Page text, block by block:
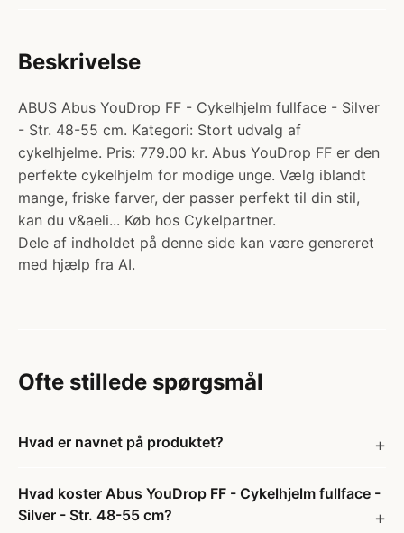
Beskrivelse
ABUS Abus YouDrop FF - Cykelhjelm fullface - Silver
- Str. 48-55 cm. Kategori: Stort udvalg af
cykelhjelme. Pris: 779.00 kr. Abus YouDrop FF er den
perfekte cykelhjelm for modige unge. Vælg iblandt
mange, friske farver, der passer perfekt til din stil,
kan du v&aeli... Køb hos Cykelpartner.
Dele af indholdet på denne side kan være genereret
med hjælp fra AI.
Ofte stillede spørgsmål
Hvad er navnet på produktet?
Hvad koster Abus YouDrop FF - Cykelhjelm fullface -
Silver - Str. 48-55 cm?